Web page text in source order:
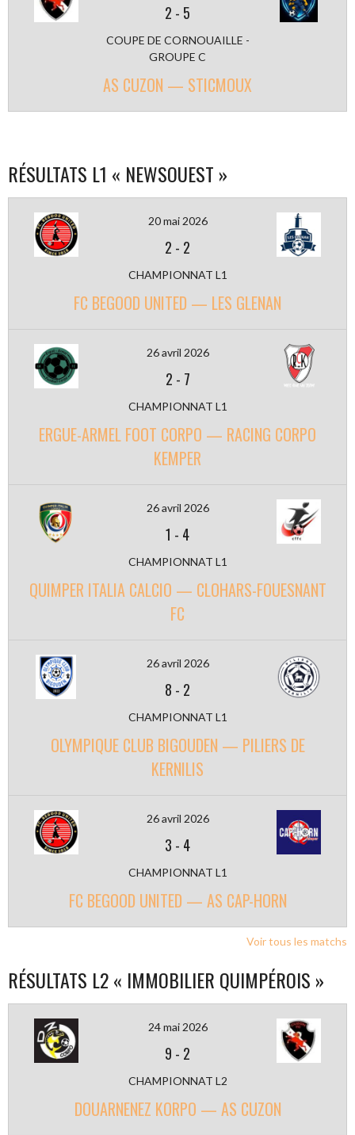
2 - 5
COUPE DE CORNOUAILLE -
GROUPE C
AS CUZON — STICMOUX
RÉSULTATS L1 « NEWSOUEST »
20 mai 2026
2 - 2
CHAMPIONNAT L1
FC BEGOOD UNITED — LES GLENAN
26 avril 2026
2 - 7
CHAMPIONNAT L1
ERGUE-ARMEL FOOT CORPO — RACING CORPO
KEMPER
26 avril 2026
1 - 4
CHAMPIONNAT L1
QUIMPER ITALIA CALCIO — CLOHARS-FOUESNANT
FC
26 avril 2026
8 - 2
CHAMPIONNAT L1
OLYMPIQUE CLUB BIGOUDEN — PILIERS DE
KERNILIS
26 avril 2026
3 - 4
CHAMPIONNAT L1
FC BEGOOD UNITED — AS CAP-HORN
Voir tous les matchs
RÉSULTATS L2 « IMMOBILIER QUIMPÉROIS »
24 mai 2026
9 - 2
CHAMPIONNAT L2
DOUARNENEZ KORPO — AS CUZON